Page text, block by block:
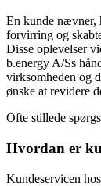
En kunde nævner,
forvirring og
Disse oplevelser
b.energy A/Ss
virksomheden og
ønske at revidere
Ofte stillede
Hvordan er
Kundeservicen